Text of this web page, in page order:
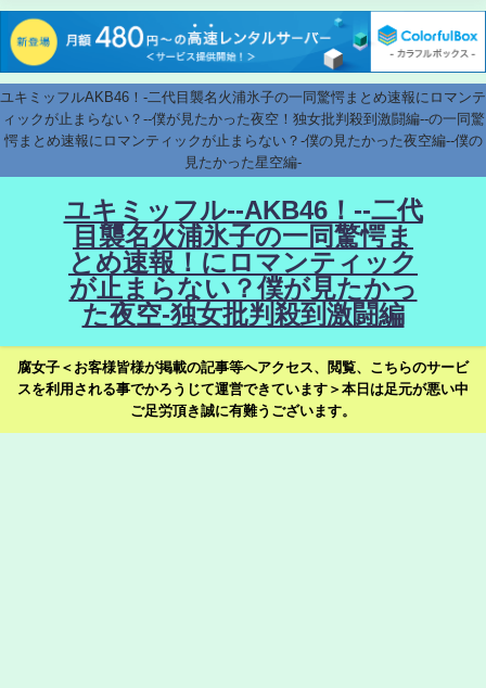
ユキミッフルAKB46！-二代目襲名火浦氷子の一同驚愕まとめ速報にロマンテ
ィックが止まらない？--僕が見たかった夜空！独女批判殺到激闘編--の一同驚
愕まとめ速報にロマンティックが止まらない？-僕の見たかった夜空編--僕の
見たかった星空編-
ユキミッフル--AKB46！--二代
目襲名火浦氷子の一同驚愕ま
とめ速報！にロマンティック
が止まらない？僕が見たかっ
た夜空-独女批判殺到激闘編
腐女子＜お客様皆様が掲載の記事等へアクセス、閲覧、こちらのサービ
スを利用される事でかろうじて運営できています＞本日は足元が悪い中
ご足労頂き誠に有難うございます。